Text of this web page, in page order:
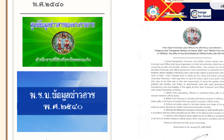
พ.ศ.๒๕๔๐